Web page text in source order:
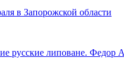
в Запорожской области
русские липоване. Федор